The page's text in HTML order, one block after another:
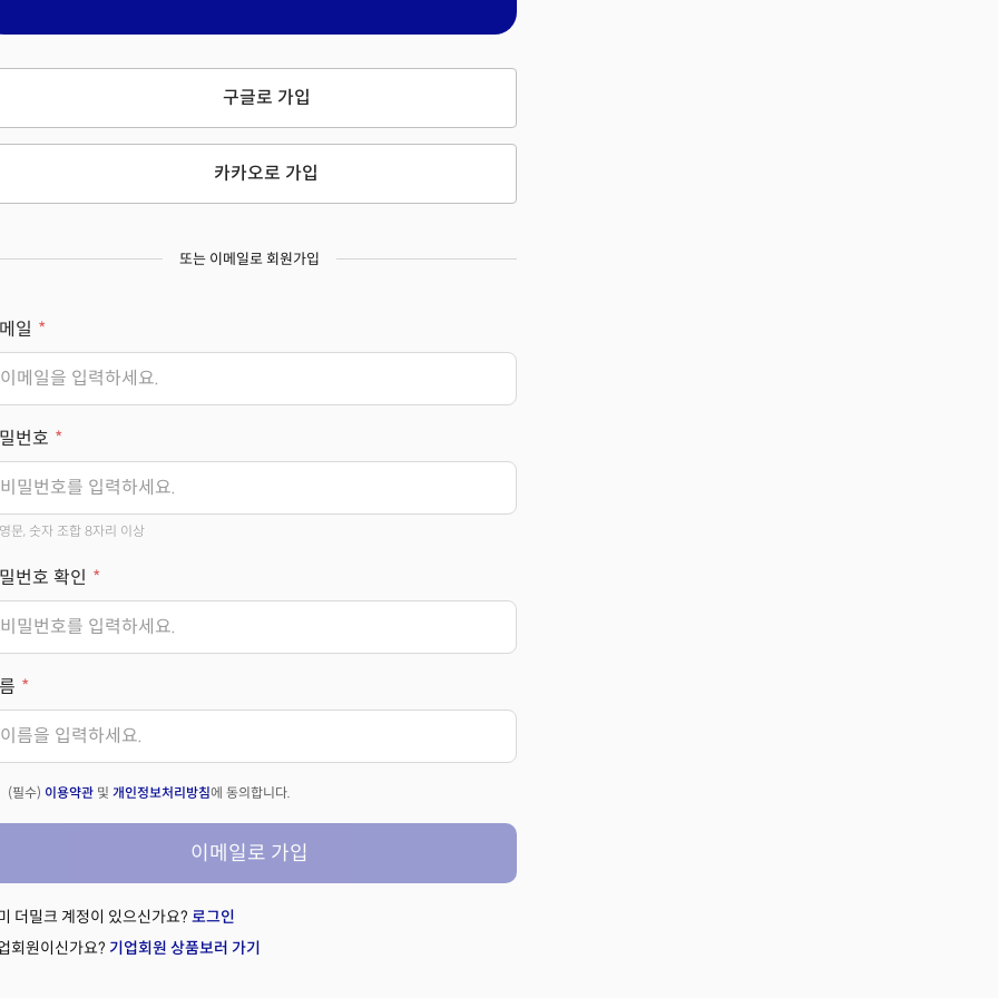
구글로 가입
카카오로 가입
또는 이메일로 회원가입
일
번호
영문, 숫자 조합 8자리 이상
번호 확인
(필수) 이용약관 및 개인정보처리방침에 동의합니다.
이메일로 가입
더밀크 계정이 있으신가요? 로그인
회원이신가요? 기업회원 상품보러 가기